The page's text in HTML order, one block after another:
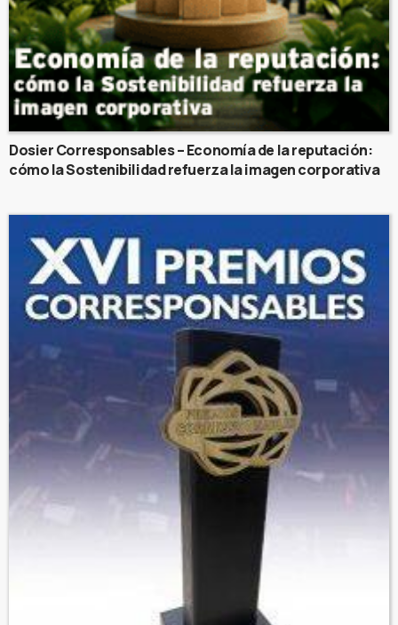
Dosier Corresponsables – Economía de la reputación:
cómo la Sostenibilidad refuerza la imagen corporativa